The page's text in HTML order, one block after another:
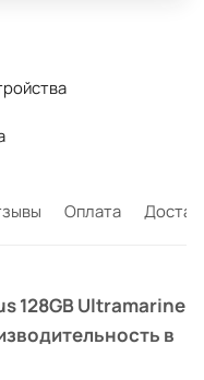
Оплата
128GB Ultramarine
в